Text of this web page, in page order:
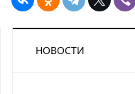
НОВОСТИ